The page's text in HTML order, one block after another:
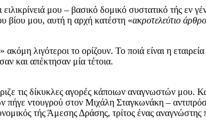
μου – βασικό δομικό συστατικό τής εν
βίου μου, αυτή η αρχή κατέστη «ακροτελεύτιο άρθρο
» ακόμη λιγότεροι το ορίζουν. Το ποιά είναι η
και απέκτησαν μία τέτοια.
τις δίκυκλες αγορές κάποιων αναγνωστών μου.
ντουγρού στον Μιχάλη Σταγκωνάκη –
τής Άμεσης Δράσης, τρίτος ένας αναγνώστης